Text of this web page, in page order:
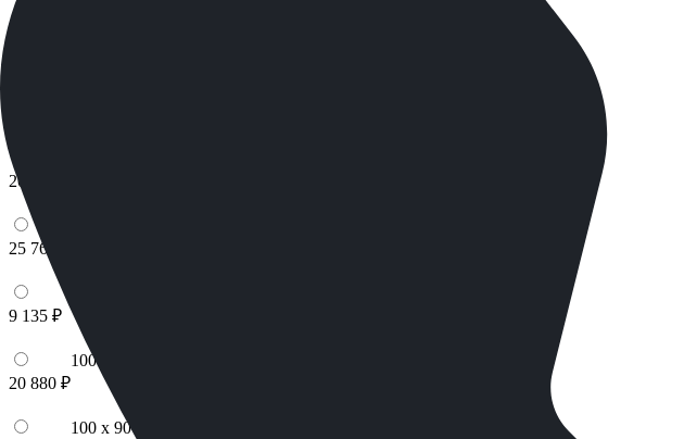
20 160 ₽
25 760 ₽
9 135 ₽
100 x 90 x 8
20 880 ₽
100 x 90 x 10